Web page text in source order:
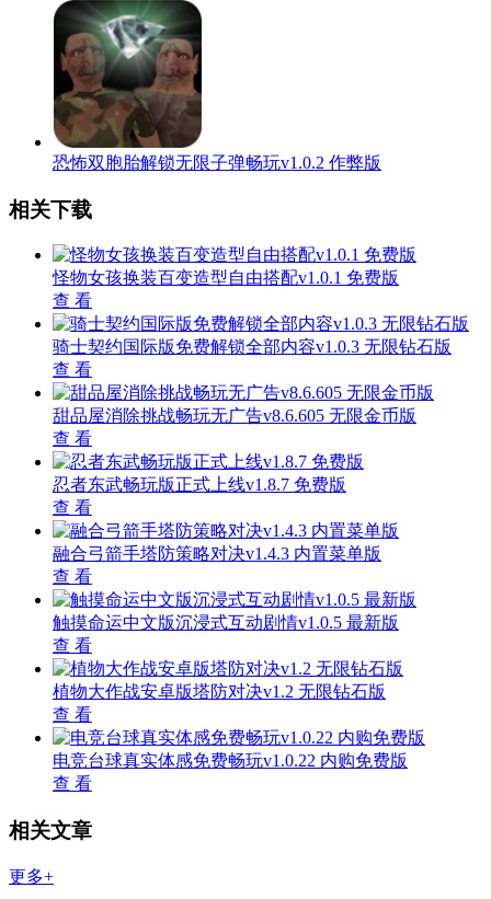
恐怖双胞胎解锁无限子弹畅玩v1.0.2 作弊版
相关下载
怪物女孩换装百变造型自由搭配v1.0.1 免费版
查 看
骑士契约国际版免费解锁全部内容v1.0.3 无限钻石版
查 看
甜品屋消除挑战畅玩无广告v8.6.605 无限金币版
查 看
忍者东武畅玩版正式上线v1.8.7 免费版
查 看
融合弓箭手塔防策略对决v1.4.3 内置菜单版
查 看
触摸命运中文版沉浸式互动剧情v1.0.5 最新版
查 看
植物大作战安卓版塔防对决v1.2 无限钻石版
查 看
电竞台球真实体感免费畅玩v1.0.22 内购免费版
查 看
相关文章
更多+